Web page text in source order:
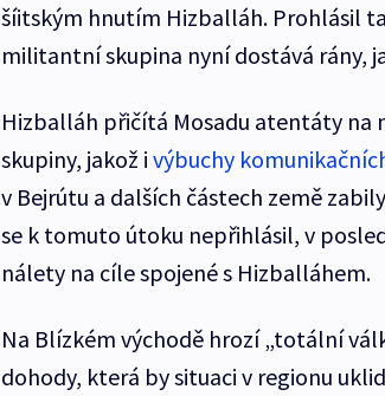
šíitským hnutím Hizballáh. Prohlásil
militantní skupina nyní dostává rány,
Hizballáh přičítá Mosadu atentáty na
skupiny, jakož i výbuchy
v Bejrútu a dalších částech země
se k tomuto útoku nepřihlásil, v
nálety na cíle spojené s Hizballáhem.
Na Blízkém východě hrozí „totální
dohody, která by situaci v regionu